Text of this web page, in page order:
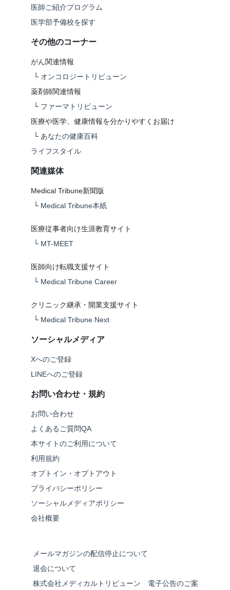
医師ご紹介プログラム
医学部予備校を探す
その他のコーナー
がん関連情報
└ オンコロジートリビューン
薬剤師関連情報
└ ファーマトリビューン
医療や医学、健康情報を分かりやすくお届け
└ あなたの健康百科
ライフスタイル
関連媒体
Medical Tribune新聞版
└ Medical Tribune本紙
医療従事者向け生涯教育サイト
└ MT-MEET
医師向け転職支援サイト
└ Medical Tribune Career
クリニック継承・開業支援サイト
└ Medical Tribune Next
ソーシャルメディア
Xへのご登録
LINEへのご登録
お問い合わせ・規約
お問い合わせ
よくあるご質問QA
本サイトのご利用について
利用規約
オプトイン・オプトアウト
プライバシーポリシー
ソーシャルメディアポリシー
会社概要
メールマガジンの配信停止について
退会について
株式会社メディカルトリビューン 電子公告のご案